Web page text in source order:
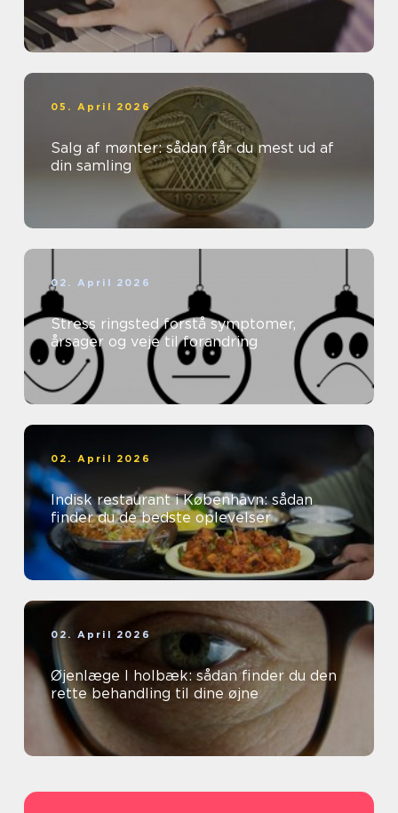
05. April 2026
Salg af mønter: sådan får du mest ud af
din samling
02. April 2026
Stress ringsted forstå symptomer,
årsager og veje til forandring
02. April 2026
Indisk restaurant i København: sådan
finder du de bedste oplevelser
02. April 2026
Øjenlæge I holbæk: sådan finder du den
rette behandling til dine øjne